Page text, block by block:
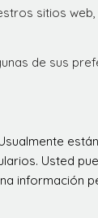
sitios
de sus
Usted
información